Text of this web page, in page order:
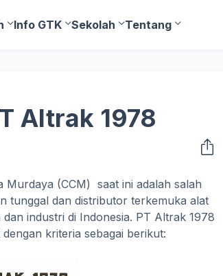
Info GTK Sekolah Tentang
Altrak 1978
(CCM) saat ini adalah salah
tunggal dan distributor terkemuka alat
industri di Indonesia. PT Altrak 1978
kriteria sebagai berikut: